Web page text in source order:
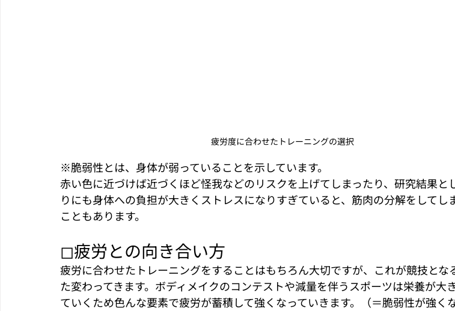
疲労度に合わせたトレーニングの選択
※脆弱性とは、身体が弱っていることを示しています。
赤い色に近づけば近づくほど怪我などのリスクを上げてしまったり、研究結果と
りにも身体への負担が大きくストレスになりすぎていると、筋肉の分解をしてし
こともあります。
◻︎疲労との向き合い方
疲労に合わせたトレーニングをすることはもちろん大切ですが、これが競技とな
た変わってきます。ボディメイクのコンテストや減量を伴うスポーツは栄養が大
ていくため色んな要素で疲労が蓄積して強くなっていきます。（＝脆弱性が強くな